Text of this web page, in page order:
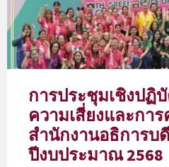
การประชุมเชิงปฏิ
ความเสี่ยงและกา
สำนักงานอธิการบ
ปีงบประมาณ 2568